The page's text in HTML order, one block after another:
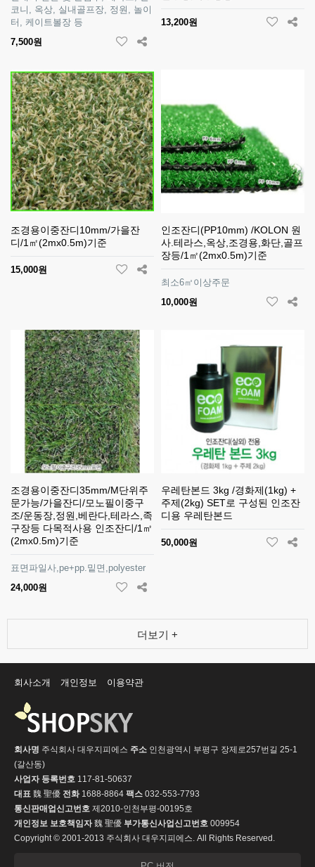
코니, 옥상, 실내골프장, 정원, 놀이
터, 케이트볼장 등
7,500원
13,200원
조경용이중잔디10mm/가을잔
디/1㎡(2mx0.5m)기준
15,000원
인조잔디(PP10mm) /KOLON 원
사.테라스,옥상,조경용,화단,골프
장등/1㎡(2mx0.5m)기준
최소6㎡이상주문
10,000원
조경용이중잔디35mm/M단위주
문가능/가을잔디/모노필이중구
조/운동장,정원,베란다,테라스,족
구장등 다목적사용 인조잔디/1㎡
(2mx0.5m)기준
표면파일사,pe+pp.밑면,polyester
24,000원
우레탄본드 3kg /경화제(1kg) +
주제(2kg) SET로 구성된 인조잔
디용 우레탄본드
50,000원
더보기 +
회사소개 개인정보 이용약관
회사명 주식회사 대우지피에스 주소 인천광역시 부평구 장제로257번길 25-1
(갈산동)
사업자 등록번호 117-81-50637
대표 魏 聖優 전화1688-8864 팩스 032-553-7793
통신판매업신고번호 제2010-인천부평-00195호
개인정보 보호책임자魏 聖優 부가통신사업신고번호 009954
Copyright © 2001-2013 주식회사 대우지피에스. All Rights Reserved.